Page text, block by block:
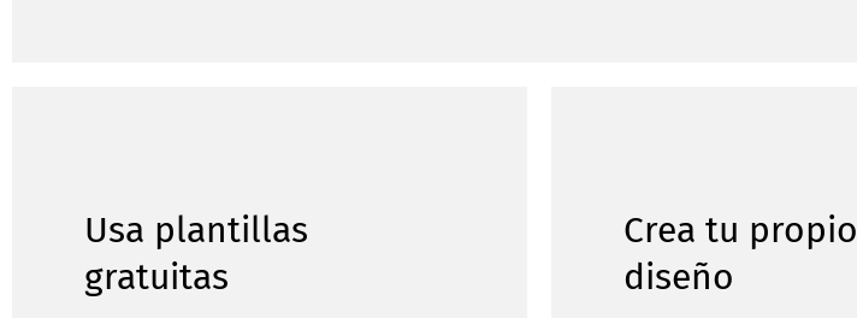
Usa plantillas
gratuitas
Crea tu propio
diseño